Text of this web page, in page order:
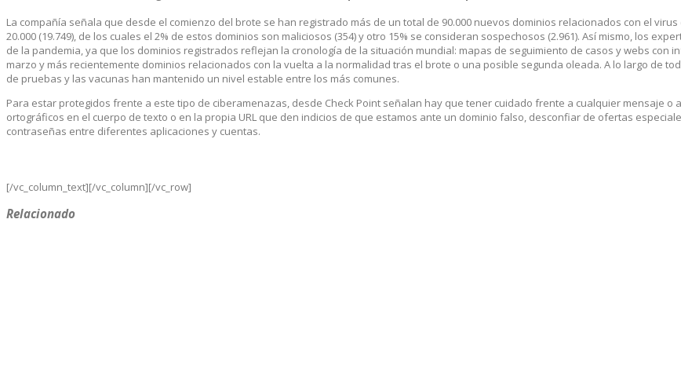
La compañía señala que desde el comienzo del brote se han registrado más de un total de 90.000 nuevos dominios relacionados con el
20.000 (19.749), de los cuales el 2% de estos dominios son maliciosos (354) y otro 15% se consideran sospechosos (2.961). Así mismo, los
de la pandemia, ya que los dominios registrados reflejan la cronología de la situación mundial: mapas de seguimiento de casos y webs con
marzo y más recientemente dominios relacionados con la vuelta a la normalidad tras el brote o una posible segunda oleada. A lo largo de
de pruebas y las vacunas han mantenido un nivel estable entre los más comunes.
Para estar protegidos frente a este tipo de ciberamenazas, desde Check Point señalan hay que tener cuidado frente a cualquier mensaje
ortográficos en el cuerpo de texto o en la propia URL que den indicios de que estamos ante un dominio falso, desconfiar de ofertas
contraseñas entre diferentes aplicaciones y cuentas.
[/vc_column_text][/vc_column][/vc_row]
Relacionado